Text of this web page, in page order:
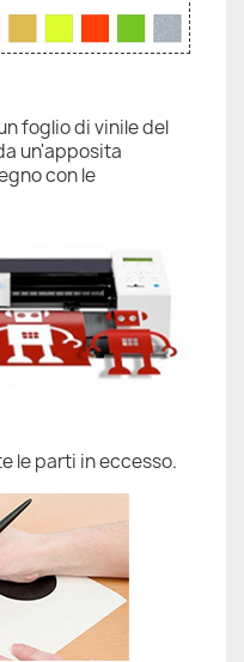
foglio di vinile del
un'apposita
con le
le parti in eccesso.